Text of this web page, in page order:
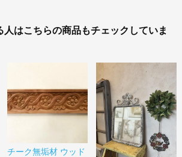
人はこちらの商品もチェックしていま
チーク無垢材 ウッド